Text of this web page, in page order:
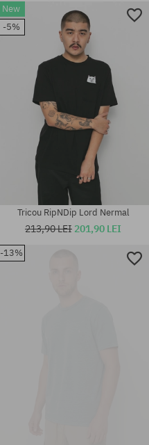
Mărimi existente:
L; XL
New
-5%
Tricou RipNDip Lord Nermal
213,90 LEI 201,90 LEI
-13%